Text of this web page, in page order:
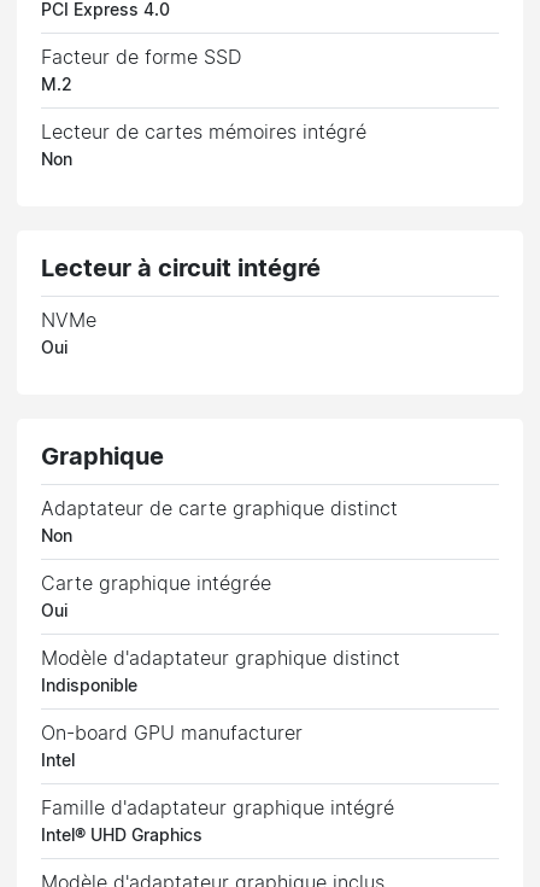
PCI Express 4.0
Facteur de forme SSD
M.2
Lecteur de cartes mémoires intégré
Non
Lecteur à circuit intégré
NVMe
Oui
Graphique
Adaptateur de carte graphique distinct
Non
Carte graphique intégrée
Oui
Modèle d'adaptateur graphique distinct
Indisponible
On-board GPU manufacturer
Intel
Famille d'adaptateur graphique intégré
Intel® UHD Graphics